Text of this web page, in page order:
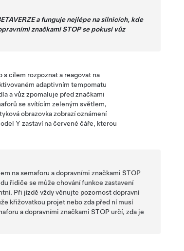
a funguje nejlépe na silnicích, kde
značkami STOPse pokusí vůz
s cílem rozpoznat a reagovat na
adaptivním tempomatu
a vůz zpomaluje před značkami
se svítícím zeleným světlem,
obrazovkazobrazí oznámení
Y zastaví na červené čáře, kterou
na semaforu a dopravními značkami STOP
řidiče se může chování funkce zastavení
Při jízdě vždy věnujte pozornost dopravní
křižovatkou projet nebo zda před ní musí
a dopravními značkami STOP určí, zda je